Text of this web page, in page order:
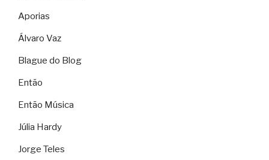
Aporias
Álvaro Vaz
Blague do Blog
Então
Então Música
Júlia Hardy
Jorge Teles